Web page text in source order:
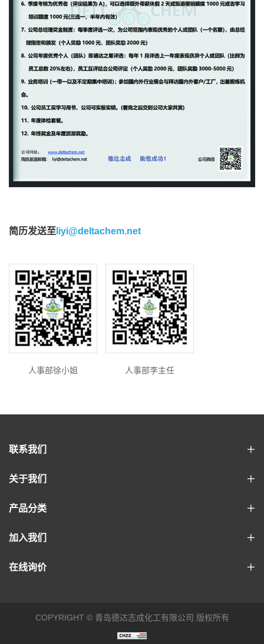
简历发送至 liyi@deltachem.net
人事部徐小姐 人事部李主任
联系我们
关于我们
产品分类
加入我们
在线询价
COPYRIGHT © 青岛德达志成化工有限公司 版权所有